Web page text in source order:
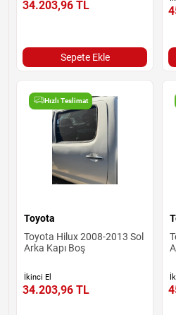
34.203,96 TL
Sepete Ekle
Hızlı Teslimat
Toyota
Toyota Hilux 2008-2013 Sol
Arka Kapı Boş
İkinci El
34.203,96 TL